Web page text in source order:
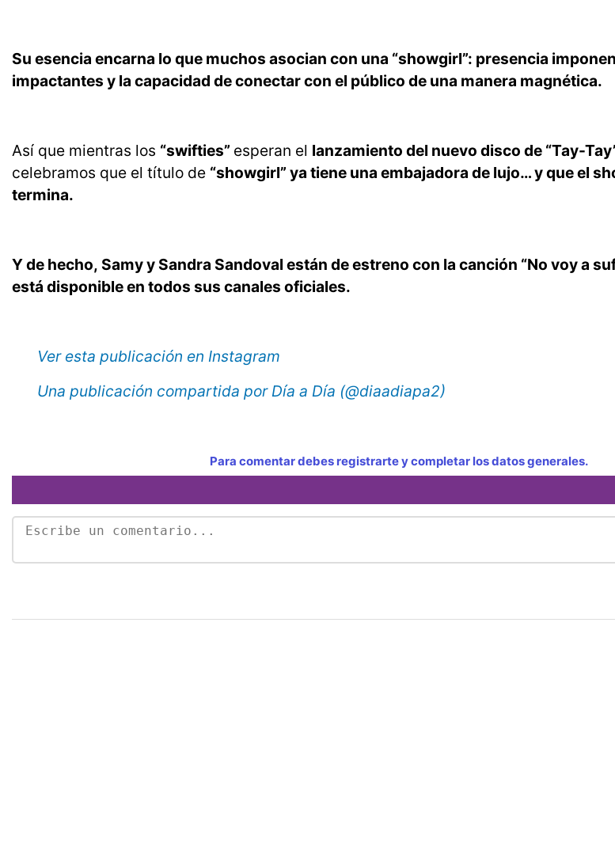
Su esencia encarna lo que muchos asocian con una “showgirl”: presencia
impactantes y la capacidad de conectar con el público de una manera magnética.
Así que mientras los “swifties” esperan el lanzamiento del nuevo disco de “Tay-
celebramos que el título de “showgirl” ya tiene una embajadora de lujo… y que el
termina.
Y de hecho, Samy y Sandra Sandoval están de estreno con la canción “No voy a
está disponible en todos sus canales oficiales.
Ver esta publicación en Instagram
Una publicación compartida por Día a Día (@diaadiapa2)
Para comentar debes registrarte y completar los datos generales.